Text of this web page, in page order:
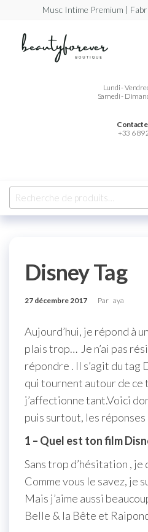
Musc Intime Premium |
Lundi -
Samedi -
+33 6 89
Disney Tag
27 décembre 2017 Par aya
Aujourd’hui, je répond à
plais trop… Je n’ai pas
répondre . Il s’agit du tag
qui tournent autour de ce
j’affectionne tant.Voici
puis surtout, les réponses
1 – Quel est ton film
Sans trop d’hésitation ,
Comme vous le savez, je
Mais j’aime aussi
Belle & la Bête et